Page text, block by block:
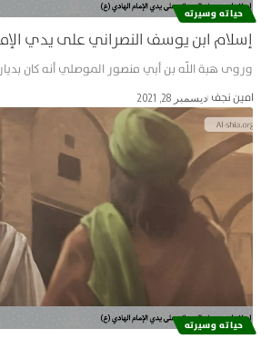
حياته وسيرته
إسلام ابن يوسف النصراني على يدي
وروى هبة اللّه بن أبي منصور الموصلي أنه كان
امین نجف ديسمبر 28, 2021
حياته وسيرته